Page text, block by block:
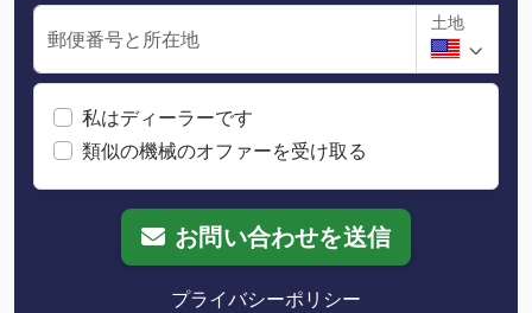
郵便番号と所在地
土地
私はディーラーです
類似の機械のオファーを受け取る
お問い合わせを送信
プライバシーポリシー